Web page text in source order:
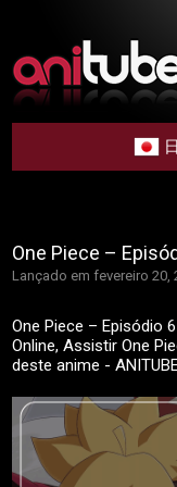
One Piece –
Lançado em fevereiro 20,
One Piece – Episódio
Online, Assistir One
deste anime -